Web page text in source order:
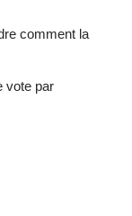
comment la
vote par